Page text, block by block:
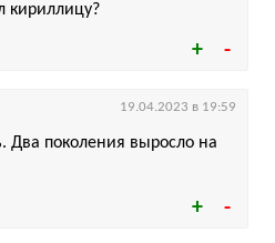
кириллицу?
Два поколения выросло на
19.04.2023 в 19:59